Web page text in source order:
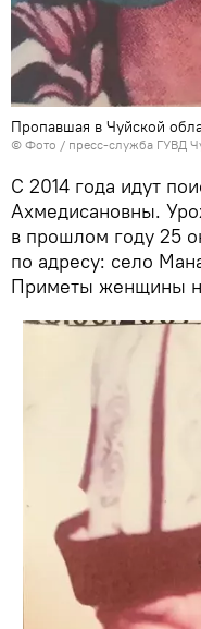
Пропавшая в Чуйской
© Фото / пресс-служба ГУВД
С 2014 года идут
Ахмедисановны.
в прошлом году 25
по адресу: село
Приметы женщины